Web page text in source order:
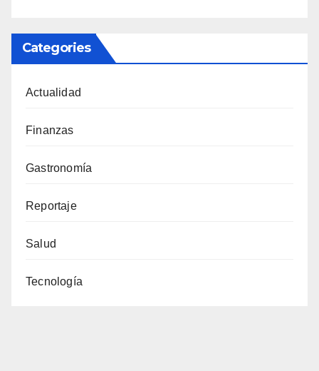
Categories
Actualidad
Finanzas
Gastronomía
Reportaje
Salud
Tecnología